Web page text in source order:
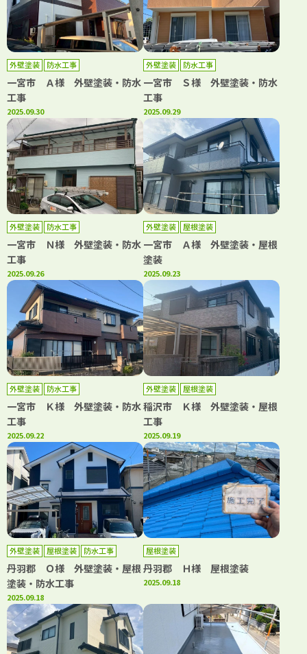
外壁塗装 防水工事
一宮市 Ａ様 外壁塗装・防水
工事
2025.09.30
外壁塗装 防水工事
一宮市 Ｓ様 外壁塗装・防水
工事
2025.09.29
外壁塗装 防水工事
一宮市 Ｎ様 外壁塗装・防水
工事
2025.09.26
外壁塗装 屋根塗装
一宮市 Ａ様 外壁塗装・屋根
塗装
2025.09.23
外壁塗装 防水工事
一宮市 Ｋ様 外壁塗装・防水
工事
2025.09.22
外壁塗装 屋根塗装
稲沢市 Ｋ様 外壁塗装・屋根
工事
2025.09.19
外壁塗装 屋根塗装 防水工事
丹羽郡 Ｏ様 外壁塗装・屋根
塗装・防水工事
2025.09.18
屋根塗装
丹羽郡 Ｈ様 屋根塗装
2025.09.18